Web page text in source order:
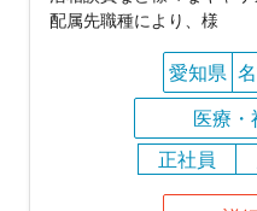
配属先職種により、様
愛知県
医療
正社員